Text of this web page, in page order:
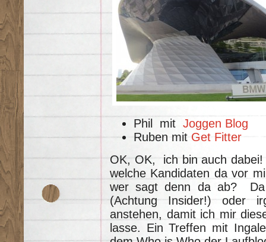
Phil mit Joggen Blog
Ruben mit Get Fitter
OK, OK, ich bin auch
welche Kandidaten da vor
wer sagt denn da ab? Da
(Achtung Insider!) oder
anstehen, damit ich mir
lasse. Ein Treffen mit